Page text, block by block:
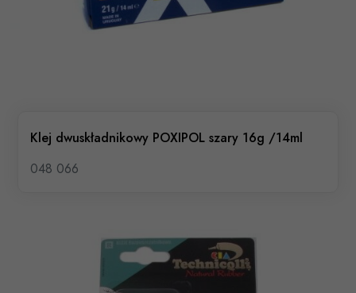
Klej dwuskładnikowy POXIPOL szary 16g /14ml
048 066